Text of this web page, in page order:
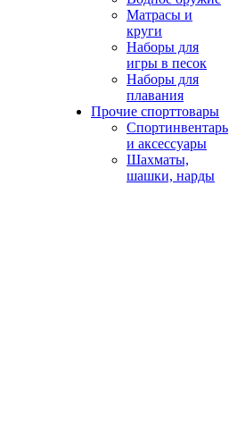
Матрасы и
круги
Наборы для
игры в песок
Наборы для
плавания
Прочие спорттовары
Спортинвентарь
и аксессуары
Шахматы,
шашки, нарды